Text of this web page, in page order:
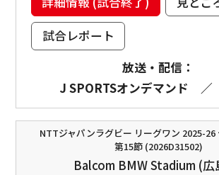
試合レポート
放送・配信：
J SPORTSオンデマンド
／
NTTジャパンラグビー リーグワン 2025-26
第15節 (2026D31502)
Balcom BMW Stadium (広